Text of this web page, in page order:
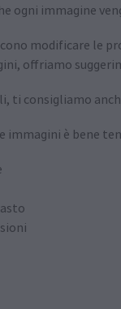
ogni immagine
modificare le
offriamo
ti consigliamo
immagini è bene